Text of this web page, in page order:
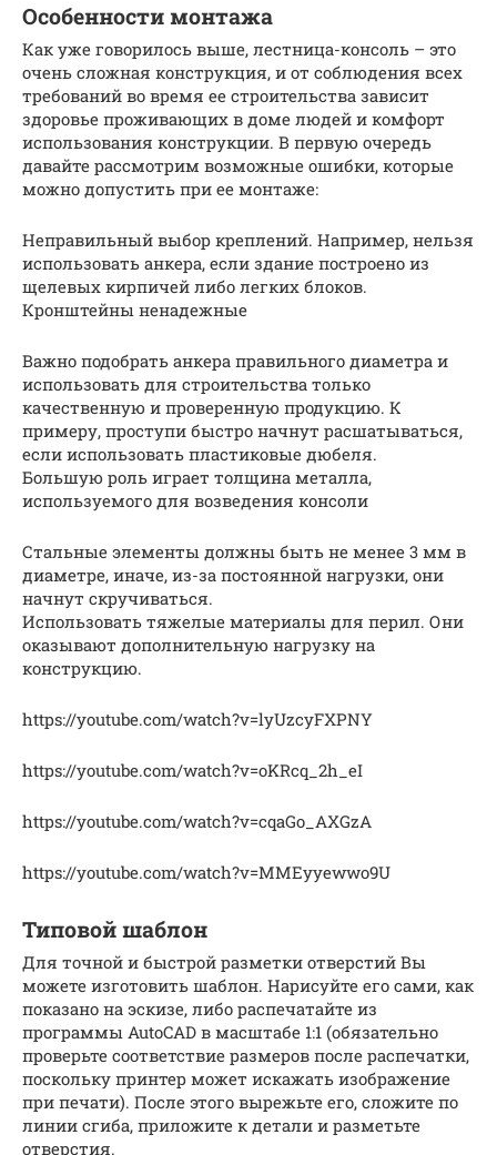
Особенности монтажа
Как уже говорилось выше, лестница-консоль – это
очень сложная конструкция, и от соблюдения всех
требований во время ее строительства зависит
здоровье проживающих в доме людей и комфорт
использования конструкции. В первую очередь
давайте рассмотрим возможные ошибки, которые
можно допустить при ее монтаже:
Неправильный выбор креплений. Например, нельзя
использовать анкера, если здание построено из
щелевых кирпичей либо легких блоков.
Кронштейны ненадежные
Важно подобрать анкера правильного диаметра и
использовать для строительства только
качественную и проверенную продукцию. К
примеру, проступи быстро начнут расшатываться,
если использовать пластиковые дюбеля.
Большую роль играет толщина металла,
используемого для возведения консоли
Стальные элементы должны быть не менее 3 мм в
диаметре, иначе, из-за постоянной нагрузки, они
начнут скручиваться.
Использовать тяжелые материалы для перил. Они
оказывают дополнительную нагрузку на
конструкцию.
https://youtube.com/watch?v=lyUzcyFXPNY
https://youtube.com/watch?v=oKRcq_2h_eI
https://youtube.com/watch?v=cqaGo_AXGzA
https://youtube.com/watch?v=MMEyyewwo9U
Типовой шаблон
Для точной и быстрой разметки отверстий Вы
можете изготовить шаблон. Нарисуйте его сами, как
показано на эскизе, либо распечатайте из
программы AutoCAD в масштабе 1:1 (обязательно
проверьте соответствие размеров после распечатки,
поскольку принтер может искажать изображение
при печати). После этого вырежьте его, сложите по
линии сгиба, приложите к детали и разметьте
отверстия.